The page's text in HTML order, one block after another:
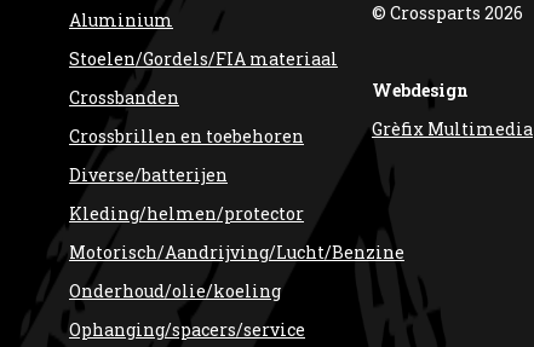
Aluminium
Stoelen/Gordels/FIA materiaal
Crossbanden
Crossbrillen en toebehoren
Diverse/batterijen
Kleding/helmen/protector
Motorisch/Aandrijving/Lucht/Benzine
Onderhoud/olie/koeling
Ophanging/spacers/service
© Crossparts 2026
Webdesign
Grèfix Multimedia